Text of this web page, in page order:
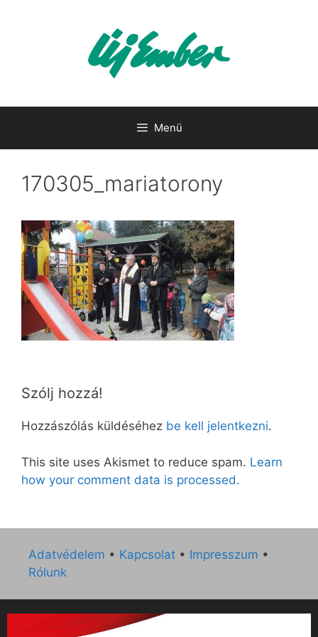
Menü
170305_mariatorony
Szólj hozzá!
Hozzászólás küldéséhez be kell jelentkezni.
This site uses Akismet to reduce spam. Learn
how your comment data is processed.
Adatvédelem • Kapcsolat • Impresszum •
Rólunk